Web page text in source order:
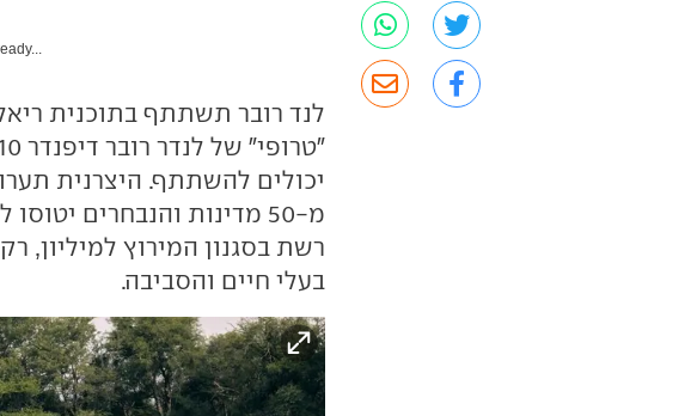
לנד רובר תשתתף בתוכנית
יכולים להשתתף. היצרנית
מ-50 מדינות והנבחרים
רשת בסגנון המירוץ למיליון,
בעלי חיים והסביבה.